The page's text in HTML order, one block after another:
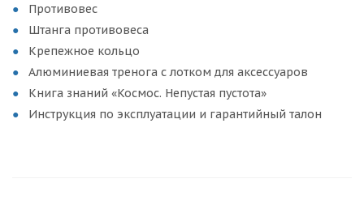
Противовес
Штанга противовеса
Крепежное кольцо
Алюминиевая тренога с лотком для аксессуаров
Книга знаний «Космос. Непустая пустота»
Инструкция по эксплуатации и гарантийный талон